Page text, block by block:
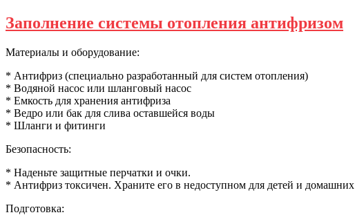
Заполнение системы отопления антифризом
Материалы и оборудование:
* Антифриз (специально разработанный для систем отопления)
* Водяной насос или шланговый насос
* Емкость для хранения антифриза
* Ведро или бак для слива оставшейся воды
* Шланги и фитинги
Безопасность:
* Наденьте защитные перчатки и очки.
* Антифриз токсичен. Храните его в недоступном для детей и
Подготовка: